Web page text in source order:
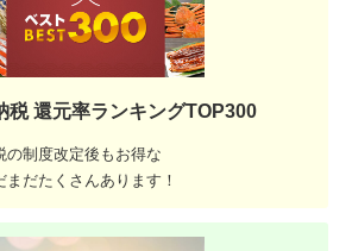
税 還元率ランキングTOP300
の制度改定後もお得な
まだたくさんあります！